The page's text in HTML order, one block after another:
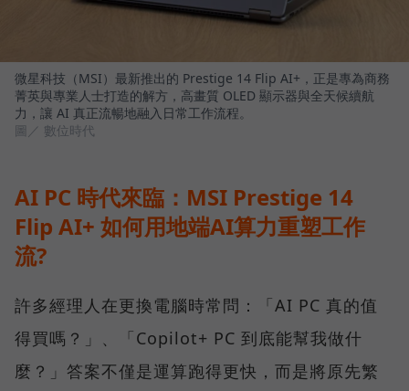
微星科技（MSI）最新推出的 Prestige 14 Flip AI+，正是專為商務
菁英與專業人士打造的解方，高畫質 OLED 顯示器與全天候續航
力，讓 AI 真正流暢地融入日常工作流程。
圖／ 數位時代
AI PC 時代來臨：MSI Prestige 14
Flip AI+ 如何用地端AI算力重塑工作
流?
許多經理人在更換電腦時常問：「AI PC 真的值
得買嗎？」、「Copilot+ PC 到底能幫我做什
麼？」答案不僅是運算跑得更快，而是將原先繁